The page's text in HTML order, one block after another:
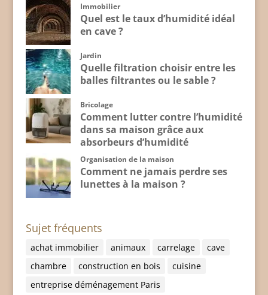
Immobilier
Quel est le taux d’humidité idéal
en cave ?
Jardin
Quelle filtration choisir entre les
balles filtrantes ou le sable ?
Bricolage
Comment lutter contre l’humidité
dans sa maison grâce aux
absorbeurs d’humidité
Organisation de la maison
Comment ne jamais perdre ses
lunettes à la maison ?
Sujet fréquents
achat immobilier animaux carrelage
cave
chambre
construction en bois
cuisine
entreprise déménagement Paris